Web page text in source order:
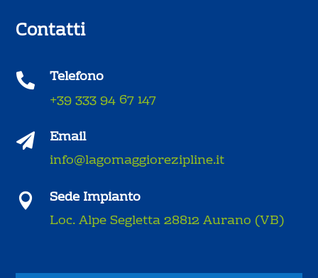
Contatti

Telefono
+39 333 94 67 147

Email
info@lagomaggiorezipline.it

Sede Impianto
Loc. Alpe Segletta 28812 Aurano (VB)